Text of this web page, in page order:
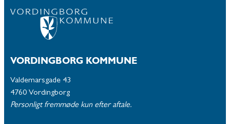
VORDINGBORG KOMMUNE
Valdemarsgade 43
4760 Vordingborg
Personligt fremmøde kun efter aftale.